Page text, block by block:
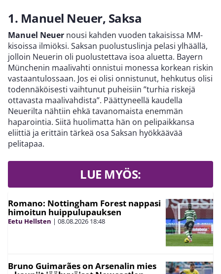
1. Manuel Neuer, Saksa
Manuel Neuer nousi kahden vuoden takaisissa MM-
kisoissa ilmiöksi. Saksan puolustuslinja pelasi ylhäällä,
jolloin Neuerin oli puolustettava isoa aluetta. Bayern
Münchenin maalivahti onnistui monessa korkean riskin
vastaantulossaan. Jos ei olisi onnistunut, hehkutus olisi
todennäköisesti vaihtunut puheisiin ”turhia riskejä
ottavasta maalivahdista”. Päättyneellä kaudella
Neuerilta nähtiin ehkä tavanomaista enemmän
haparointia. Siitä huolimatta hän on pelipaikkansa
eliittiä ja erittäin tärkeä osa Saksan hyökkäävää
pelitapaa.
LUE MYÖS:
Romano: Nottingham Forest nappasi
himoitun huippulupauksen
Eetu Hellsten | 08.08.2026 18:48
Bruno Guimarães on Arsenalin mies